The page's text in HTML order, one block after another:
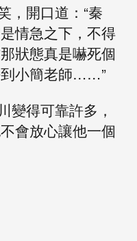
，開口道：“秦
情急之下，不得
狀態真是嚇死個
到小簡老師……”
變得可靠許多，
會放心讓他一個